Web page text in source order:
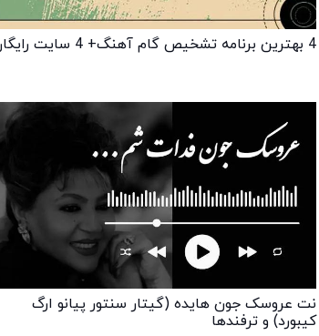
4 بهترین برنامه تشخیص گام آهنگ+ 4 سایت رایگان
نت عروسک جون هایده (گیتار سنتور پیانو ارگ
کیبورد) و ترفندها